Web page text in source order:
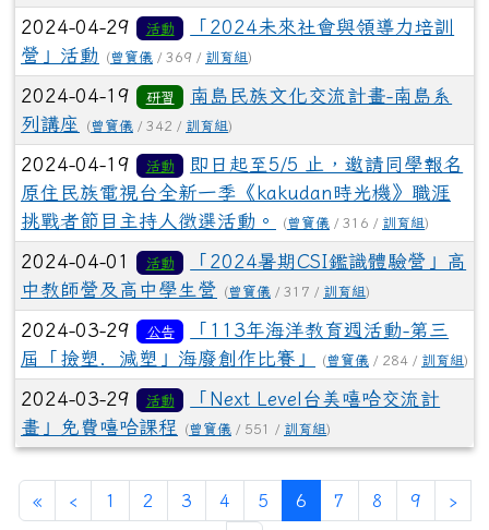
2024-04-29 活動
「2024未來社會與領導力培訓
營」活動
(曾寶儀 / 369 / 訓育組)
2024-04-19 研習
南島民族文化交流計畫-南島系
列講座
(曾寶儀 / 342 / 訓育組)
2024-04-19 活動
即日起至5/5 止，邀請同學報名
原住民族電視台全新一季《kakudan時光機》職涯
挑戰者節目主持人徵選活動。
(曾寶儀 / 316 / 訓育組)
2024-04-01 活動
「2024暑期CSI鑑識體驗營」高
中教師營及高中學生營
(曾寶儀 / 317 / 訓育組)
2024-03-29 公告
「113年海洋教育週活動-第三
屆「撿塑．減塑」海廢創作比賽」
(曾寶儀 / 284 / 訓育組)
2024-03-29 活動
「Next Level台美嘻哈交流計
畫」免費嘻哈課程
(曾寶儀 / 551 / 訓育組)
«第一頁
‹上一頁
1 2 3 4 5 6(目前頁次)
7 8 9 ›下